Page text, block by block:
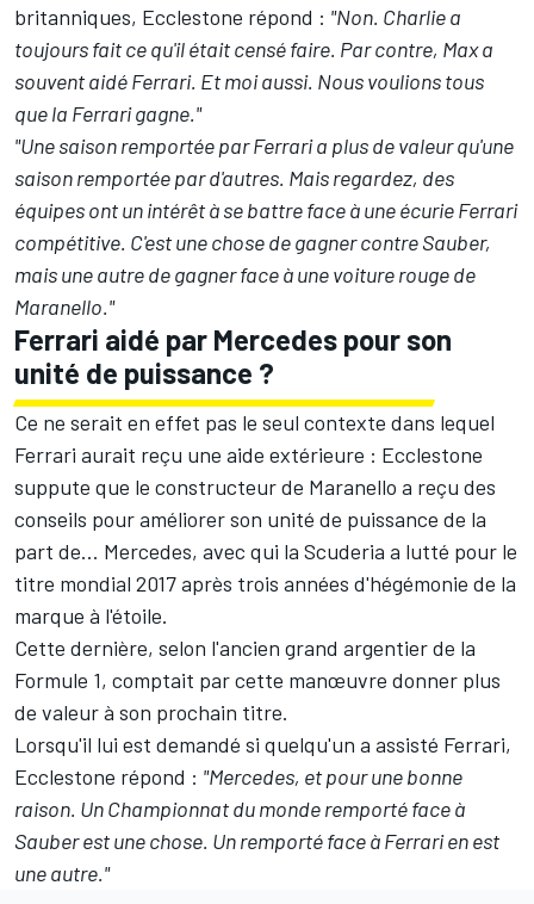
britanniques, Ecclestone répond : "Non. Charlie a
toujours fait ce qu'il était censé faire. Par contre, Max a
souvent aidé Ferrari. Et moi aussi. Nous voulions tous
que la Ferrari gagne."
"Une saison remportée par Ferrari a plus de valeur qu'une
saison remportée par d'autres. Mais regardez, des
équipes ont un intérêt à se battre face à une écurie Ferrari
compétitive. C'est une chose de gagner contre Sauber,
mais une autre de gagner face à une voiture rouge de
Maranello."
Ferrari aidé par Mercedes pour son
unité de puissance ?
Ce ne serait en effet pas le seul contexte dans lequel
Ferrari aurait reçu une aide extérieure : Ecclestone
suppute que le constructeur de Maranello a reçu des
conseils pour améliorer son unité de puissance de la
part de... Mercedes, avec qui la Scuderia a lutté pour le
titre mondial 2017 après trois années d'hégémonie de la
marque à l'étoile.
Cette dernière, selon l'ancien grand argentier de la
Formule 1, comptait par cette manœuvre donner plus
de valeur à son prochain titre.
Lorsqu'il lui est demandé si quelqu'un a assisté Ferrari,
Ecclestone répond : "Mercedes, et pour une bonne
raison. Un Championnat du monde remporté face à
Sauber est une chose. Un remporté face à Ferrari en est
une autre."